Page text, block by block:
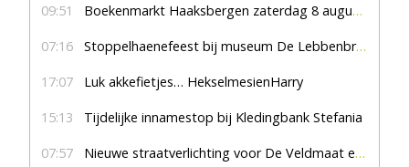
09:51 Boekenmarkt Haaksbergen zaterdag 8 augustus, marktplein Haaksbergen
07:16 Stoppelhaenefeest bij museum De Lebbenbrugge
17:07 Luk akkefietjes… HekselmesienHarry
15:13 Tijdelijke innamestop bij Kledingbank Stefania
07:57 Nieuwe straatverlichting voor De Veldmaat en De Pas